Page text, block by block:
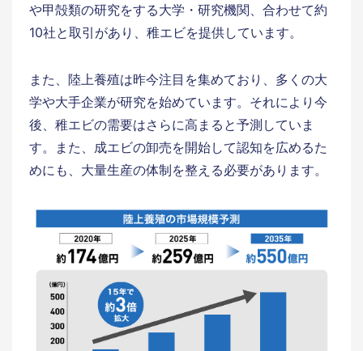
や甲殻類の研究をする大学・研究機関、合わせて約
10社と取引があり、稚エビを提供しています。
また、陸上養殖は昨今注目を集めており、多くの大
学や大手企業が研究を始めています。それにより今
後、稚エビの需要はさらに高まると予測していま
す。また、成エビの卸売を開始して認知を広めるた
めにも、大量生産の体制を整える必要があります。